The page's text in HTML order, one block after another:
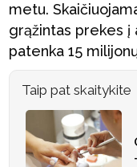
metu.
grąžintas prekes
patenka 15
Taip pat skaitykite